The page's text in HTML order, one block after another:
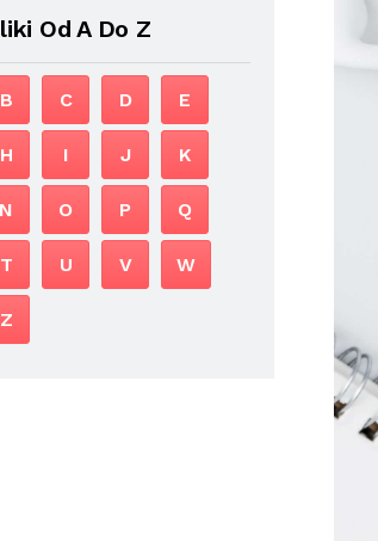
Od A Do Z
B C D E
H I J K
N O P Q
T U V W
Z